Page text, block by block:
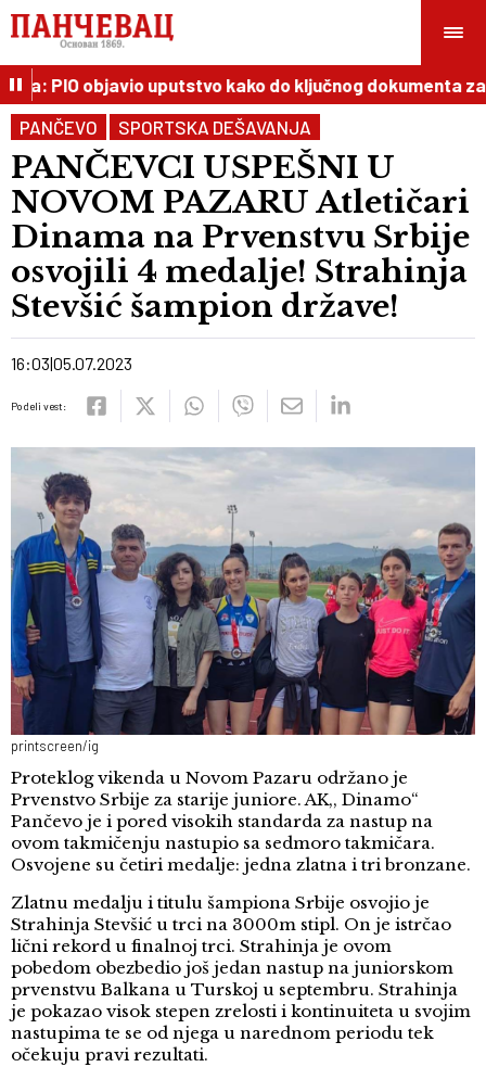
PIO objavio uputstvo kako do ključnog dokumenta za
PANČEVO
SPORTSKA DEŠAVANJA
PANČEVCI USPEŠNI U
NOVOM PAZARU Atletičari
Dinama na Prvenstvu Srbije
osvojili 4 medalje! Strahinja
Stevšić šampion države!
16:03 05.07.2023
Podeli vest:
printscreen/ig
Proteklog vikenda u Novom Pazaru održano je
Prvenstvo Srbije za starije juniore. AK,, Dinamo“
Pančevo je i pored visokih standarda za nastup na
ovom takmičenju nastupio sa sedmoro takmičara.
Osvojene su četiri medalje: jedna zlatna i tri bronzane.
Zlatnu medalju i titulu šampiona Srbije osvojio je
Strahinja Stevšić u trci na 3000m stipl. On je istrčao
lični rekord u finalnoj trci. Strahinja je ovom
pobedom obezbedio još jedan nastup na juniorskom
prvenstvu Balkana u Turskoj u septembru. Strahinja
je pokazao visok stepen zrelosti i kontinuiteta u svojim
nastupima te se od njega u narednom periodu tek
očekuju pravi rezultati.